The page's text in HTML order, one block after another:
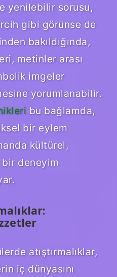
yenilebilir sorusu,
gibi görünse de
bakıldığında,
metinler arası
imgeler
yorumlanabilir.
bu bağlamda,
bir eylem
kültürel,
deneyim
atıştırmalıklar,
iç dünyasını